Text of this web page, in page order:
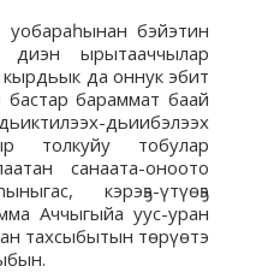
бэйэтин
диэн ырытааччылар
да оннук эбит
бараммат баай
дьиибэлээх
толкуйу тобулар
санаата-оноото
кэрэҕэ-үтүөҕэ
Аччыгыйа уус-уран
тахсыбытын төрүөтэ